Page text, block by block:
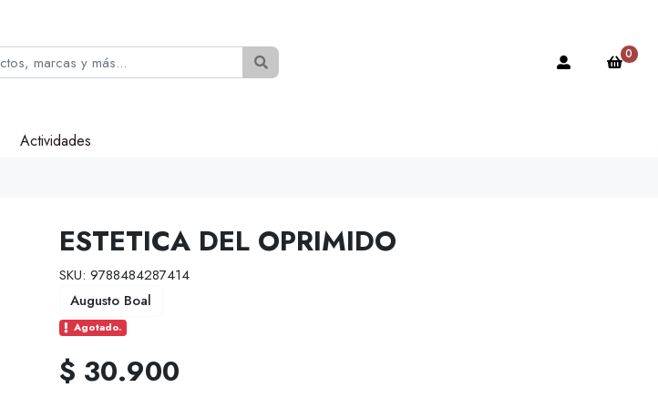
0
Actividades
ESTETICA DEL OPRIMIDO
SKU: 9788484287414
Augusto Boal
Agotado.
$ 30.900